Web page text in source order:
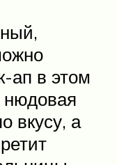
ап в этом
нюдовая
вкусу, а